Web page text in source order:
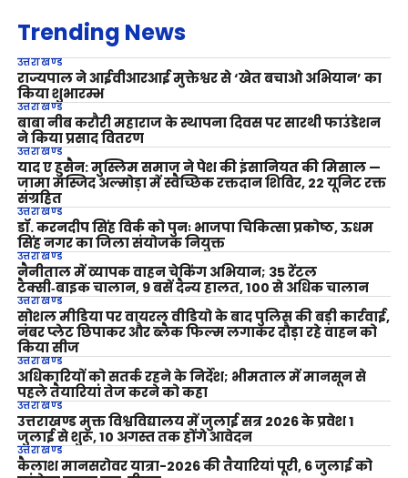
Trending News
उत्तराखण्ड
राज्यपाल ने आईवीआरआई मुक्तेश्वर से ‘खेत बचाओ अभियान’ का
किया शुभारम्भ
उत्तराखण्ड
बाबा नीब करौरी महाराज के स्थापना दिवस पर सारथी फाउंडेशन
ने किया प्रसाद वितरण
उत्तराखण्ड
याद ए हुसैन: मुस्लिम समाज ने पेश की इंसानियत की मिसाल —
जामा मस्जिद अल्मोड़ा में स्वैच्छिक रक्तदान शिविर, 22 यूनिट रक्त
संग्रहित
उत्तराखण्ड
डॉ. करनदीप सिंह विर्क को पुनः भाजपा चिकित्सा प्रकोष्ठ, ऊधम
सिंह नगर का जिला संयोजक नियुक्त
उत्तराखण्ड
नैनीताल में व्यापक वाहन चेकिंग अभियान; 35 रेंटल
टैक्सी‑बाइक चालान, 9 बसें दैन्य हालत, 100 से अधिक चालान
उत्तराखण्ड
सोशल मीडिया पर वायरल वीडियो के बाद पुलिस की बड़ी कार्रवाई,
नंबर प्लेट छिपाकर और ब्लैक फिल्म लगाकर दौड़ा रहे वाहन को
किया सीज
उत्तराखण्ड
अधिकारियों को सतर्क रहने के निर्देश; भीमताल में मानसून से
पहले तैयारियां तेज करने को कहा
उत्तराखण्ड
उत्तराखण्ड मुक्त विश्वविद्यालय में जुलाई सत्र 2026 के प्रवेश 1
जुलाई से शुरू, 10 अगस्त तक होंगे आवेदन
उत्तराखण्ड
कैलाश मानसरोवर यात्रा-2026 की तैयारियां पूरी, 6 जुलाई को